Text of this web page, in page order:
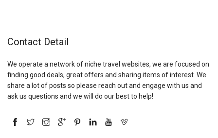
Contact Detail
We operate a network of niche travel websites, we are focused on
finding good deals, great offers and sharing items of interest. We
share a lot of posts so please reach out and engage with us and
ask us questions and we will do our best to help!